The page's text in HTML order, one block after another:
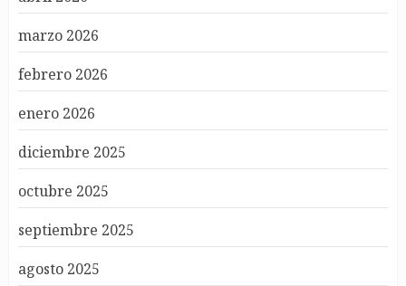
marzo 2026
febrero 2026
enero 2026
diciembre 2025
octubre 2025
septiembre 2025
agosto 2025